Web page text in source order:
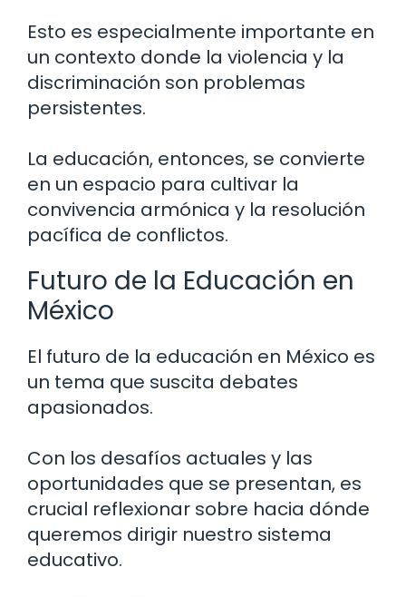
Esto es especialmente importante en
un contexto donde la violencia y la
discriminación son problemas
persistentes.
La educación, entonces, se convierte
en un espacio para cultivar la
convivencia armónica y la resolución
pacífica de conflictos.
Futuro de la Educación en
México
El futuro de la educación en México es
un tema que suscita debates
apasionados.
Con los desafíos actuales y las
oportunidades que se presentan, es
crucial reflexionar sobre hacia dónde
queremos dirigir nuestro sistema
educativo.